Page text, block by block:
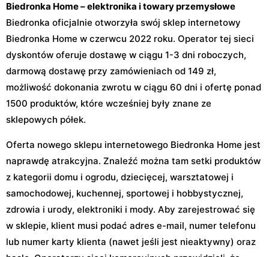
Biedronka Home – elektronika i towary przemysłowe
Biedronka oficjalnie otworzyła swój sklep internetowy
Biedronka Home w czerwcu 2022 roku. Operator tej sieci
dyskontów oferuje dostawę w ciągu 1-3 dni roboczych,
darmową dostawę przy zamówieniach od 149 zł,
możliwość dokonania zwrotu w ciągu 60 dni i ofertę ponad
1500 produktów, które wcześniej były znane ze
sklepowych półek.
Oferta nowego sklepu internetowego Biedronka Home jest
naprawdę atrakcyjna. Znaleźć można tam setki produktów
z kategorii domu i ogrodu, dziecięcej, warsztatowej i
samochodowej, kuchennej, sportowej i hobbystycznej,
zdrowia i urody, elektroniki i mody. Aby zarejestrować się
w sklepie, klient musi podać adres e-mail, numer telefonu
lub numer karty klienta (nawet jeśli jest nieaktywny) oraz